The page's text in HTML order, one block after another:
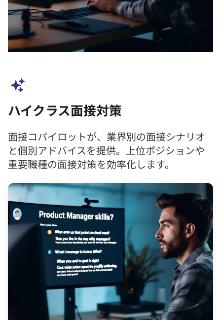
ハイクラス面接対策
面接コパイロットが、業界別の面接シナリオ
と個別アドバイスを提供。上位ポジションや
重要職種の面接対策を効率化します。